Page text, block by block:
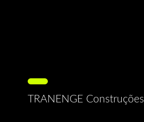
TRANENGE Construções